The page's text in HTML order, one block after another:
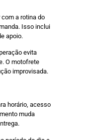
a rotina do
Isso inclui
apoio.
evita
O motofrete
improvisada.
horário, acesso
muda